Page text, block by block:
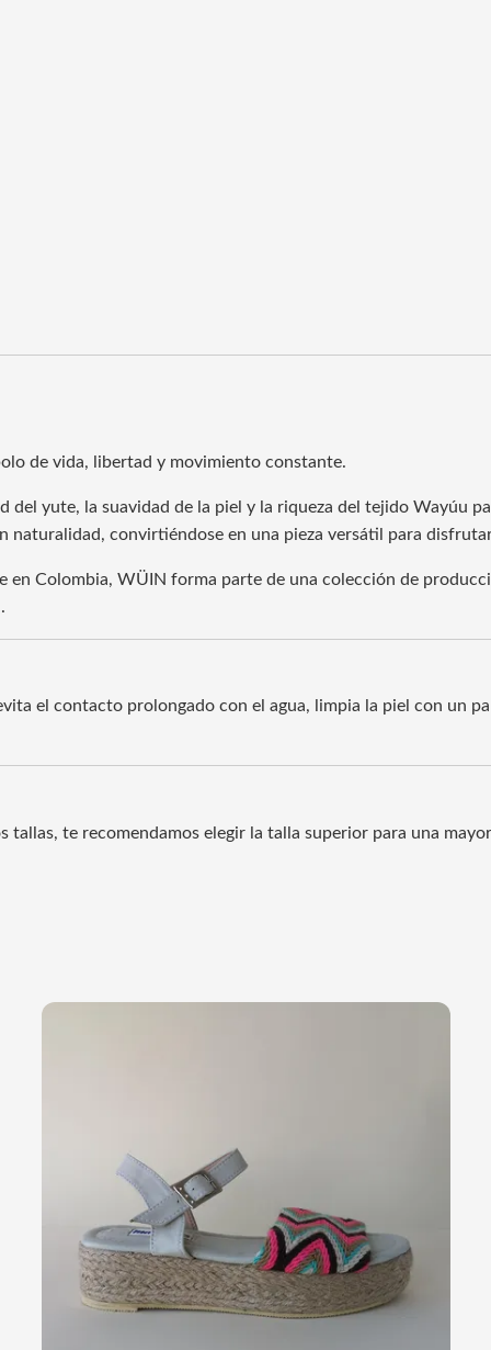
de vida, libertad y movimiento constante.
del yute, la suavidad de la piel y la riqueza del tejido Wayúu
naturalidad, convirtiéndose en una pieza versátil para
en Colombia, WÜIN forma parte de una colección de
el contacto prolongado con el agua, limpia la piel con un
tallas, te recomendamos elegir la talla superior para una